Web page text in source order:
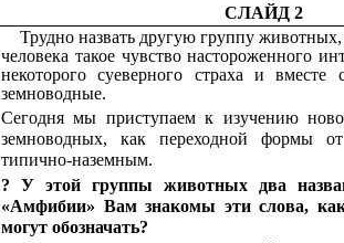
СЛАЙД 2
Трудно назвать другую группу
человека такое чувство настороженного
некоторого суеверного страха и
земноводные.
Сегодня мы приступаем к изучению
земноводных, как переходной формы
типично-наземным.
? У этой группы животных два
«Амфибии» Вам знакомы эти слова,
могут обозначать?